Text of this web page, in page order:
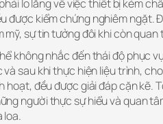
lo lắng về việc thiết bị kém
được kiểm chứng nghiêm ngặt.
sự tin tưởng đôi khi còn
không nhắc đến thái độ phục
sau khi thực hiện liệu trình,
hoạt, đều được giải đáp cặn kẽ.
người thực sự hiểu và quan
loa.